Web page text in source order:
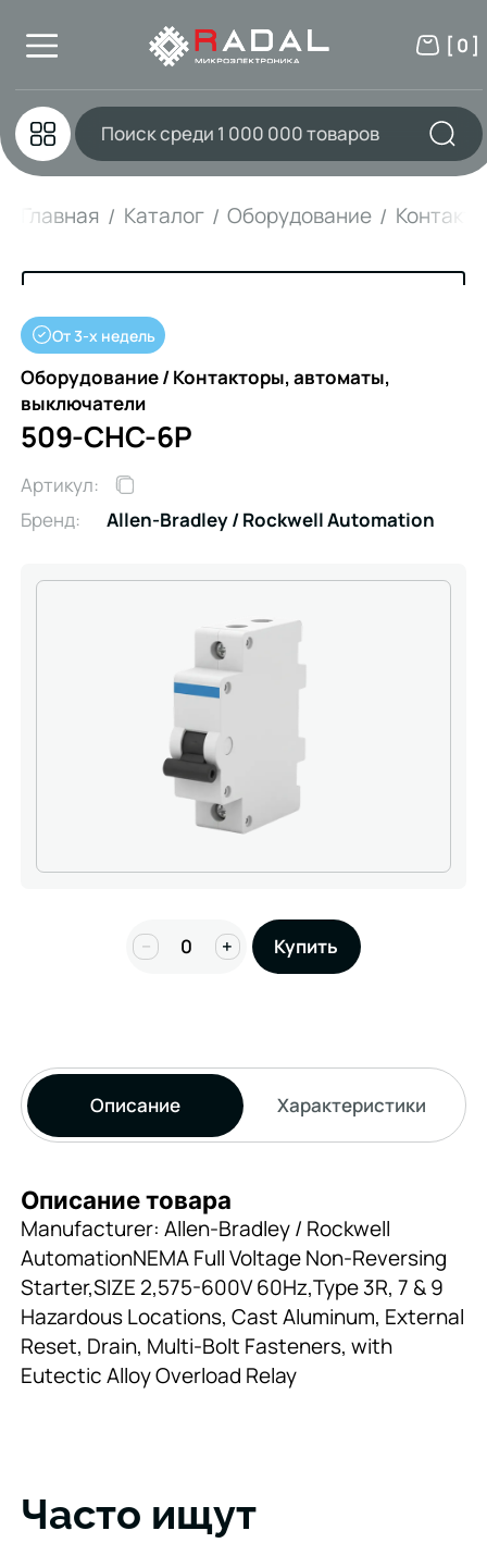
[ 0 ]
Главная Каталог Оборудование
От 3-х недель
Оборудование / Контакторы, автоматы,
выключатели
509-CHC-6P
Артикул:
Бренд:
Allen-Bradley / Rockwell Automation
− + Купить
Описание Характеристики
Описание товара
Manufacturer: Allen-Bradley / Rockwell
AutomationNEMA Full Voltage Non-Reversing
Starter,SIZE 2,575-600V 60Hz,Type 3R, 7 & 9
Hazardous Locations, Cast Aluminum, External
Reset, Drain, Multi-Bolt Fasteners, with
Eutectic Alloy Overload Relay
Часто ищут